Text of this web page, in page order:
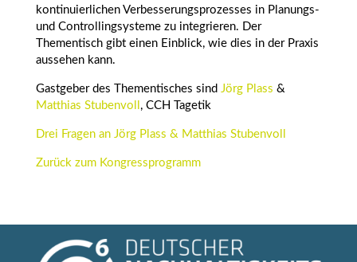
kontinuierlichen Verbesserungsprozesses in Planungs-
und Controllingsysteme zu integrieren. Der
Thementisch gibt einen Einblick, wie dies in der Praxis
aussehen kann.
Gastgeber des Thementisches sind Jörg Plass &
Matthias Stubenvoll , CCH Tagetik
Drei Fragen an Jörg Plass & Matthias Stubenvoll
Zurück zum Kongressprogramm